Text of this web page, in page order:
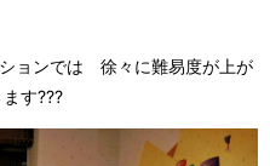
ョンでは 徐々に難易度が上が
す???